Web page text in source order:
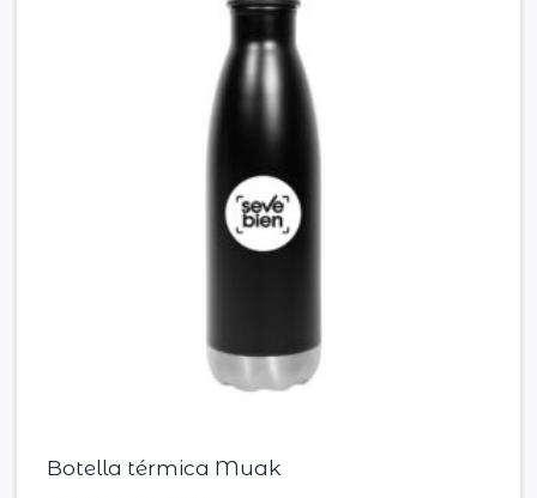
Botella térmica Muak